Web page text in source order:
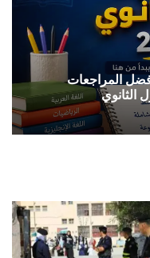
ثانوي 2027.. أفضل المراجعات
الثانوي